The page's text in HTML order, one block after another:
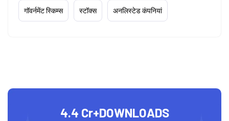
गॉवर्नमेंट स्किम्स स्टॉक्स अनलिस्टेड कंपनियां
4.4 Cr+DOWNLOADS